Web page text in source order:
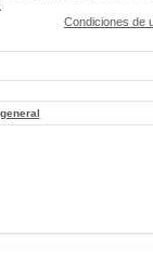
Condiciones de